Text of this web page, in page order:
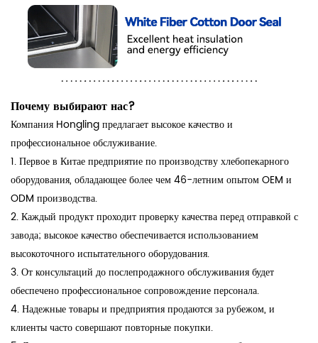
Почему выбирают нас?
Компания Hongling предлагает высокое качество и
профессиональное обслуживание.
1. Первое в Китае предприятие по производству хлебопекарного
оборудования, обладающее более чем 46-летним опытом OEM и
ODM производства.
2. Каждый продукт проходит проверку качества перед отправкой с
завода; высокое качество обеспечивается использованием
высокоточного испытательного оборудования.
3. От консультаций до послепродажного обслуживания будет
обеспечено профессиональное сопровождение персонала.
4. Надежные товары и предприятия продаются за рубежом, и
клиенты часто совершают повторные покупки.